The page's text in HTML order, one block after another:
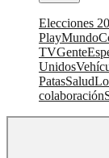
Elecciones
PlayMundo
TVGente
Unidos
PatasSalud
colaboración